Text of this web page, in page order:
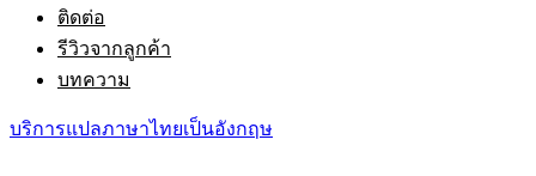
ติดต่อ
รีวิวจากลูกค้า
บทความ
บริการแปลภาษาไทยเป็นอังกฤษ